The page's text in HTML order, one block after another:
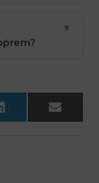
▼
LinkedIn Email